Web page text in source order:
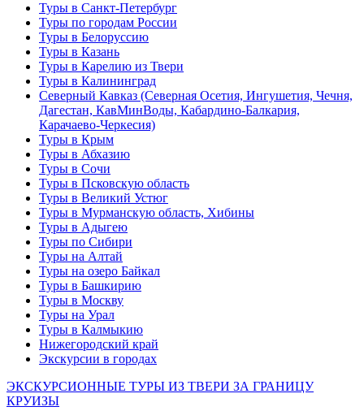
Туры в Санкт-Петербург
Туры по городам России
Туры в Белоруссию
Туры в Казань
Туры в Карелию из Твери
Туры в Калининград
Северный Кавказ (Северная Осетия, Ингушетия, Чечня,
Дагестан, КавМинВоды, Кабардино-Балкария,
Карачаево-Черкесия)
Туры в Крым
Туры в Абхазию
Туры в Сочи
Туры в Псковскую область
Туры в Великий Устюг
Туры в Мурманскую область, Хибины
Туры в Адыгею
Туры по Сибири
Туры на Алтай
Туры на озеро Байкал
Туры в Башкирию
Туры в Москву
Туры на Урал
Туры в Калмыкию
Нижегородский край
Экскурсии в городах
ЭКСКУРСИОННЫЕ ТУРЫ ИЗ ТВЕРИ ЗА ГРАНИЦУ
КРУИЗЫ